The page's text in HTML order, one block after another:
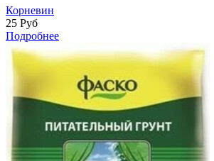
Корневин
25 Руб
Подробнее